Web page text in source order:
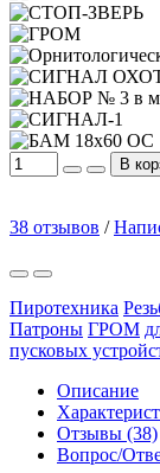
В
38 отзывов /
Пиротехника
Патроны ГРОМ
пусковых
Описание
Отзывы (38)
Вопрос/